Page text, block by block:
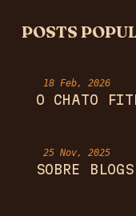
POSTS
18 Feb, 2026
O CHATO
25 Nov, 2025
SOBRE